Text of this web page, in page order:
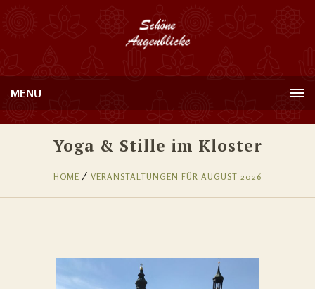
MENU
Yoga & Stille im Kloster
HOME VERANSTALTUNGEN FÜR AUGUST 2026